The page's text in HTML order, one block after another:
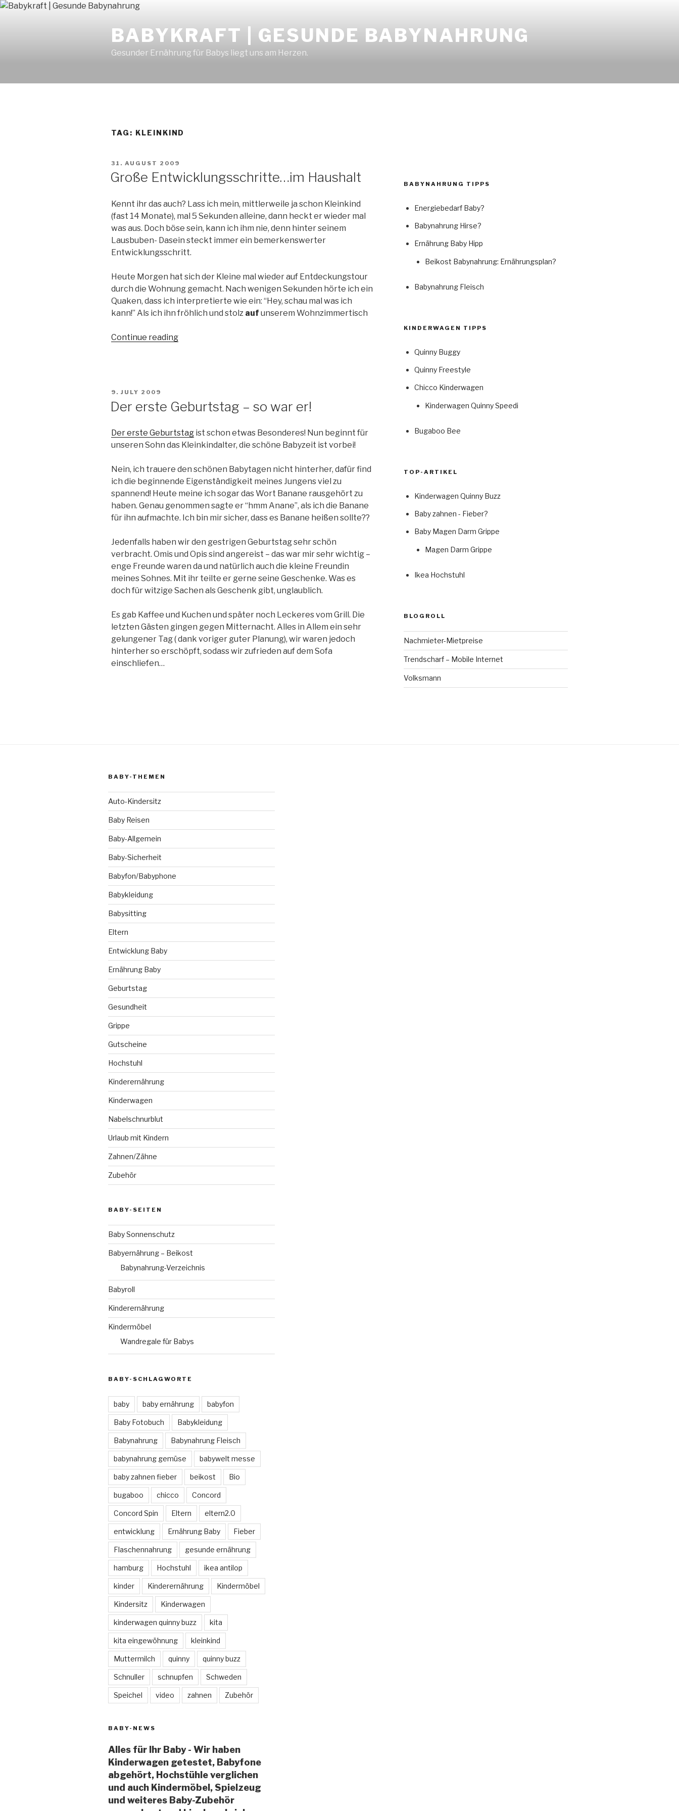
Skip
BABYKRAFT | GESUNDE BABYNAHRUNG
Gesunder Ernährung für Babys liegt uns am Herzen.
TAG: KLEINKIND
POSTED
ON
31. AUGUST 2009
Große Entwicklungsschritte…im Haushalt
Kennt ihr das auch? Lass ich mein, mittlerweile ja schon Kleinkind
(fast 14 Monate), mal 5 Sekunden alleine, dann heckt er wieder mal
was aus. Doch böse sein, kann ich ihm nie, denn hinter seinem
Lausbuben- Dasein steckt immer ein bemerkenswerter
Entwicklungsschritt.
Heute Morgen hat sich der Kleine mal wieder auf Entdeckungstour
durch die Wohnung gemacht. Nach wenigen Sekunden hörte ich ein
Quaken, dass ich interpretierte wie ein: “Hey, schau mal was ich
kann!” Als ich ihn fröhlich und stolz auf unserem Wohnzimmertisch
Continue reading
POSTED
9. JULY 2009
Der erste Geburtstag – so war er!
Der erste Geburtstag ist schon etwas Besonderes! Nun beginnt für
unseren Sohn das Kleinkindalter, die schöne Babyzeit ist vorbei!
Nein, ich trauere den schönen Babytagen nicht hinterher, dafür find
ich die beginnende Eigenständigkeit meines Jungens viel zu
spannend! Heute meine ich sogar das Wort Banane rausgehört zu
haben. Genau genommen sagte er “hmm Anane”, als ich die Banane
für ihn aufmachte. Ich bin mir sicher, dass es Banane heißen sollte??
Jedenfalls haben wir den gestrigen Geburtstag sehr schön
verbracht. Omis und Opis sind angereist – das war mir sehr wichtig –
enge Freunde waren da und natürlich auch die kleine Freundin
meines Sohnes. Mit ihr teilte er gerne seine Geschenke. Was es
doch für witzige Sachen als Geschenk gibt, unglaublich.
Es gab Kaffee und Kuchen und später noch Leckeres vom Grill. Die
letzten Gästen gingen gegen Mitternacht. Alles in Allem ein sehr
gelungener Tag ( dank voriger guter Planung), wir waren jedoch
hinterher so erschöpft, sodass wir zufrieden auf dem Sofa
einschliefen…
BABYNAHRUNG TIPPS
Energiebedarf Baby?
Babynahrung Hirse?
Ernährung Baby Hipp
Beikost Babynahrung: Ernährungsplan?
Babynahrung Fleisch
KINDERWAGEN TIPPS
Quinny Buggy
Quinny Freestyle
Chicco Kinderwagen
Kinderwagen Quinny Speedi
Bugaboo Bee
TOP-ARTIKEL
Kinderwagen Quinny Buzz
Baby zahnen - Fieber?
Baby Magen Darm Grippe
Magen Darm Grippe
Ikea Hochstuhl
BLOGROLL
Nachmieter-Mietpreise
Trendscharf – Mobile Internet
Volksmann
BABY-THEMEN
Auto-Kindersitz
Baby Reisen
Baby-Allgemein
Baby-Sicherheit
Babyfon/Babyphone
Babykleidung
Babysitting
Eltern
Entwicklung Baby
Ernährung Baby
Geburtstag
Gesundheit
Grippe
Gutscheine
Hochstuhl
Kinderernährung
Kinderwagen
Nabelschnurblut
Urlaub mit Kindern
Zahnen/Zähne
Zubehör
BABY-SEITEN
Baby Sonnenschutz
Babyernährung – Beikost
Babynahrung-Verzeichnis
Babyroll
Kinderernährung
Kindermöbel
Wandregale für Babys
BABY-SCHLAGWORTE
baby baby ernährung babyfon
Baby Fotobuch Babykleidung
Babynahrung Babynahrung Fleisch
babynahrung gemüse babywelt messe
baby zahnen fieber beikost Bio
bugaboo chicco Concord
Concord Spin Eltern eltern2.0
entwicklung Ernährung Baby Fieber
Flaschennahrung gesunde ernährung
hamburg Hochstuhl ikea antilop
kinder Kinderernährung Kindermöbel
Kindersitz Kinderwagen
kinderwagen quinny buzz kita
kita eingewöhnung kleinkind
Muttermilch quinny quinny buzz
Schnuller schnupfen Schweden
Speichel video zahnen Zubehör
BABY-NEWS
Alles für Ihr Baby - Wir haben
Kinderwagen getestet, Babyfone
abgehört, Hochstühle verglichen
und auch Kindermöbel, Spielzeug
und weiteres Baby-Zubehör